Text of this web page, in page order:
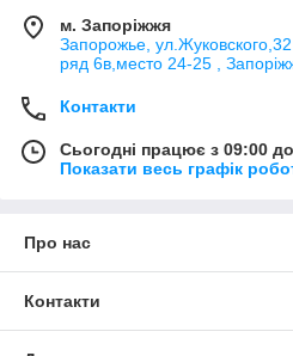
м. Запоріжжя
Запорожье,
ряд 6в,место 24-25 ,
Контакти
Сьогодні працює з 09:00
Показати весь графік
Про нас
Контакти